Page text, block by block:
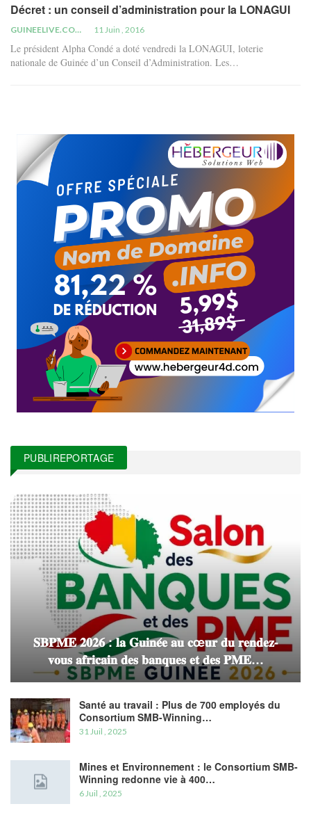
Décret : un conseil d’administration pour la LONAGUI
GUINEELIVE.COM 11 Juin , 2016
Le président Alpha Condé a doté vendredi la LONAGUI, loterie
nationale de Guinée d’un Conseil d’Administration. Les…
PUBLIREPORTAGE
𝐒𝐁𝐏𝐌𝐄 𝟐𝟎𝟐𝟔 : 𝐥𝐚 𝐆𝐮𝐢𝐧𝐞́𝐞 𝐚𝐮 𝐜œ𝐮𝐫 𝐝𝐮 𝐫𝐞𝐧𝐝𝐞𝐳-
𝐯𝐨𝐮𝐬 𝐚𝐟𝐫𝐢𝐜𝐚𝐢𝐧 𝐝𝐞𝐬 𝐛𝐚𝐧𝐪𝐮𝐞𝐬 𝐞𝐭 𝐝𝐞𝐬 𝐏𝐌𝐄…
Santé au travail : Plus de 700 employés du
Consortium SMB-Winning…
31 Juil , 2025
Mines et Environnement : le Consortium SMB-
Winning redonne vie à 400…
6 Juil , 2025